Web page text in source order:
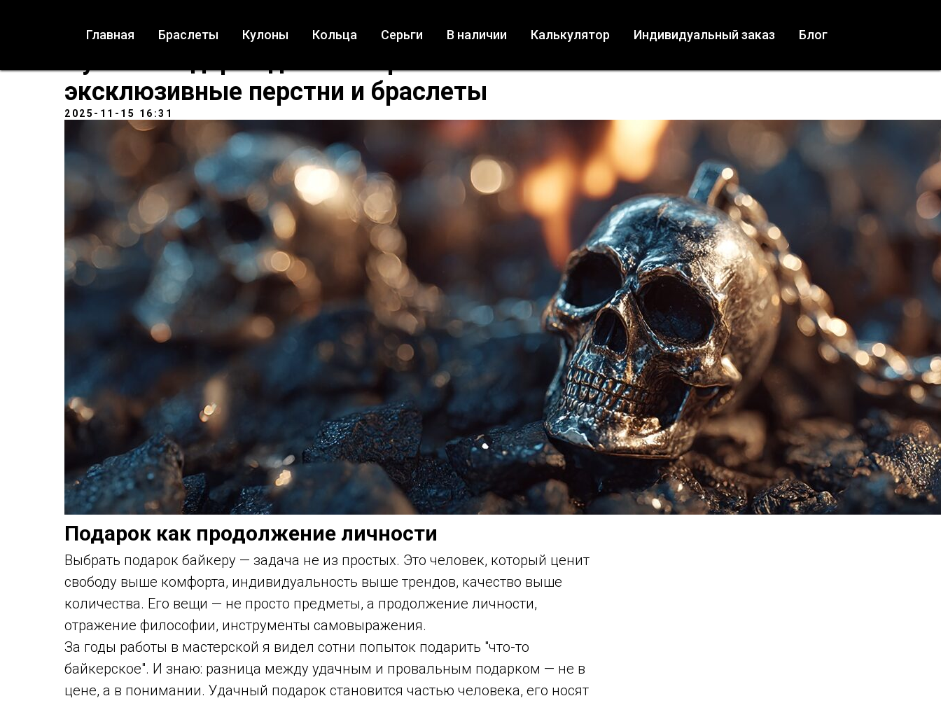
Главная Браслеты Кулоны Кольца Серьги В наличии Калькулятор Индивидуальный заказ Блог
эксклюзивные перстни и браслеты
2025-11-15 16:31
Подарок как продолжение личности
Выбрать подарок байкеру — задача не из простых. Это человек, который ценит
свободу выше комфорта, индивидуальность выше трендов, качество выше
количества. Его вещи — не просто предметы, а продолжение личности,
отражение философии, инструменты самовыражения.
За годы работы в мастерской я видел сотни попыток подарить "что-то
байкерское". И знаю: разница между удачным и провальным подарком — не в
цене, а в понимании. Удачный подарок становится частью человека, его носят